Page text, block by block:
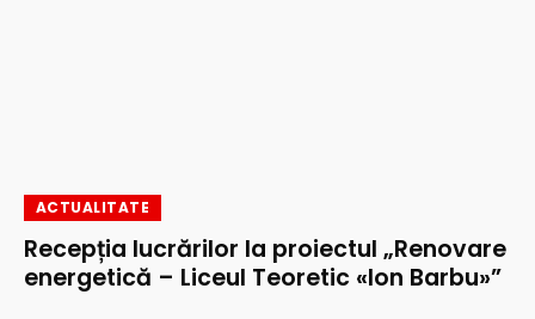
ACTUALITATE
Recepția lucrărilor la proiectul „Renovare
energetică – Liceul Teoretic «Ion Barbu»”